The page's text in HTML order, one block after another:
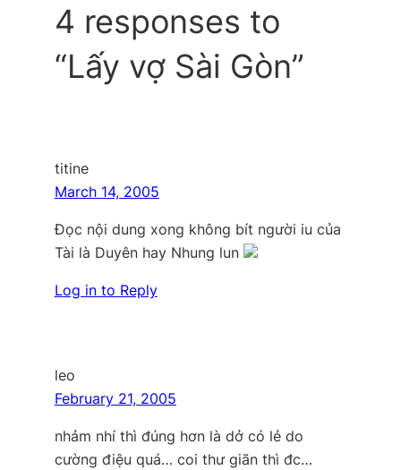
4 responses to
“Lấy vợ Sài Gòn”
titine
March 14, 2005
Đọc nội dung xong không bít người iu của
Tài là Duyên hay Nhung lun
Log in to Reply
leo
February 21, 2005
nhảm nhí thì đúng hơn là dở có lẻ do
cường điệu quá… coi thư giãn thì đc…